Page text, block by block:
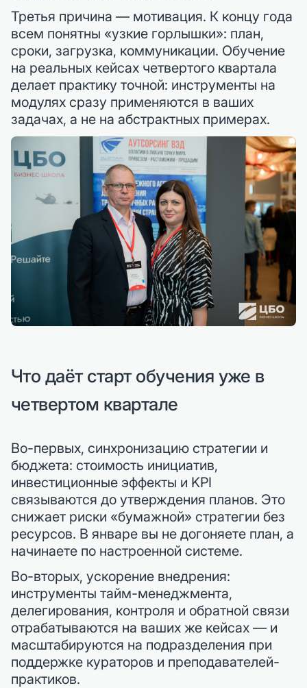
Третья причина — мотивация. К концу года
всем понятны «узкие горлышки»: план,
сроки, загрузка, коммуникации. Обучение
на реальных кейсах четвертого квартала
делает практику точной: инструменты на
модулях сразу применяются в ваших
задачах, а не на абстрактных примерах.
Что даёт старт обучения уже в
четвертом квартале
Во-первых, синхронизацию стратегии и
бюджета: стоимость инициатив,
инвестиционные эффекты и KPI
связываются до утверждения планов. Это
снижает риски «бумажной» стратегии без
ресурсов. В январе вы не догоняете план, а
начинаете по настроенной системе.
Во-вторых, ускорение внедрения:
инструменты тайм-менеджмента,
делегирования, контроля и обратной связи
отрабатываются на ваших же кейсах — и
масштабируются на подразделения при
поддержке кураторов и преподавателей-
практиков.